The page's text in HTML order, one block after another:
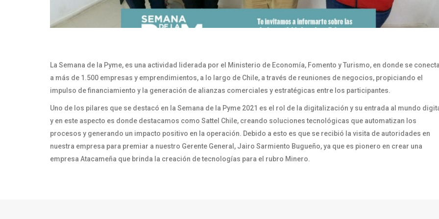
La Semana de la Pyme, es una actividad liderada por el Ministerio de Economía, Fomento y Turismo, en donde se
a más de 1.500 empresas y emprendimientos, a lo largo de Chile, a través de reuniones de negocios, propiciando el
impulso de financiamiento y la generación de alianzas comerciales y estratégicas entre los participantes.
Uno de los pilares que se destacó en la Semana de la Pyme 2021 es el rol de la digitalización y su entrada al mundo
y en este aspecto es donde destacamos como Sattel Chile, creando soluciones tecnológicas que automatizan los
procesos y generando un impacto positivo en la operación. Debido a esto es que se recibió la visita de autoridades en
nuestra empresa para premiar a nuestro Gerente General, Jairo Sarmiento Bugueño, ya que es pionero en crear una
empresa Atacameña que brinda la creación de tecnologías para el rubro Minero.